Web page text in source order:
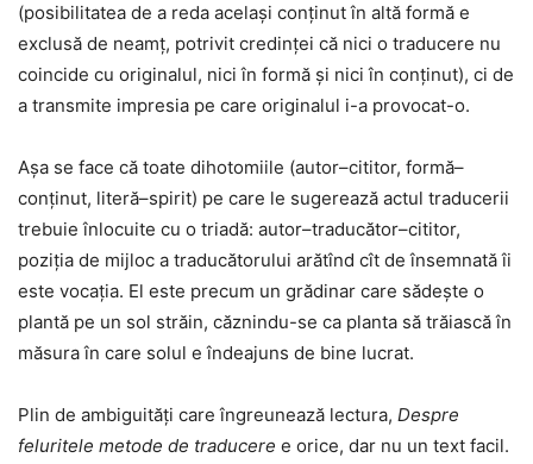
(posibilitatea de a reda același conținut în altă formă e
exclusă de neamț, potrivit credinței că nici o traducere nu
coincide cu originalul, nici în formă și nici în conținut), ci de
a transmite impresia pe care originalul i-a provocat-o.
Așa se face că toate dihotomiile (autor–cititor, formă–
conținut, literă–spirit) pe care le sugerează actul traducerii
trebuie înlocuite cu o triadă: autor–traducător–cititor,
poziția de mijloc a traducătorului arătînd cît de însemnată îi
este vocația. El este precum un grădinar care sădește o
plantă pe un sol străin, căznindu-se ca planta să trăiască în
măsura în care solul e îndeajuns de bine lucrat.
Plin de ambiguități care îngreunează lectura, Despre
feluritele metode de traducere e orice, dar nu un text facil.